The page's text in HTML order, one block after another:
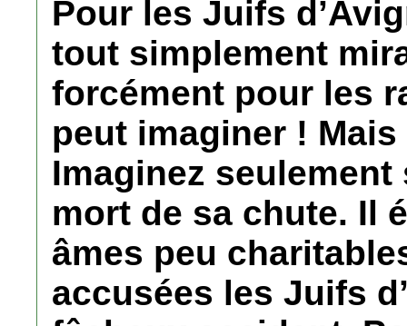
Pour les Juifs
tout simplement
forcément pour les
peut imaginer !
Imaginez
mort de sa chute. Il
âmes peu
accusées les Juifs